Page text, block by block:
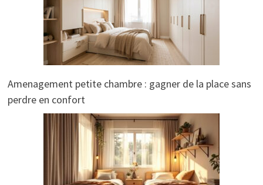
Amenagement petite chambre : gagner de la place sans
perdre en confort